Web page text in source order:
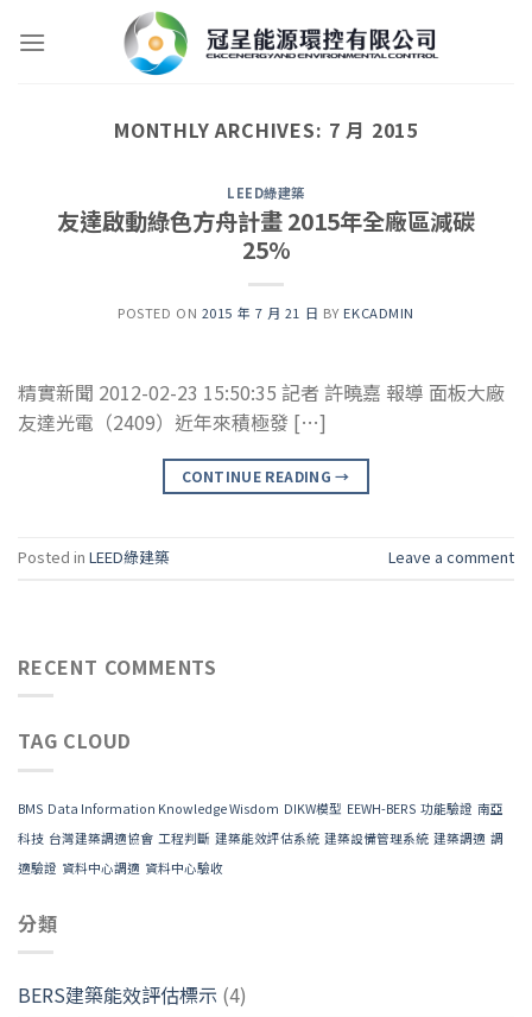
MONTHLY ARCHIVES: 7 月 2015
LEED綠建築
友達啟動綠色方舟計畫 2015年全廠區減碳
25%
POSTED ON 2015 年 7 月 21 日 BY EKCADMIN
精實新聞 2012-02-23 15:50:35 記者 許曉嘉 報導 面板大廠
友達光電（2409）近年來積極發 […]
CONTINUE READING→
Posted in LEED綠建築 Leave a comment
RECENT COMMENTS
TAG CLOUD
BMS Data Information Knowledge Wisdom DIKW模型 EEWH-BERS 功能驗證 南亞
科技 台灣建築調適協會 工程判斷 建築能效評估系統 建築設備管理系統 建築調適 調
適驗證 資料中心調適 資料中心驗收
分類
BERS建築能效評估標示 (4)